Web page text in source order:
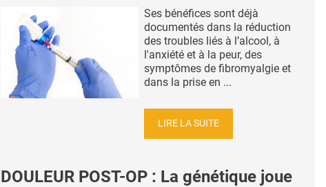
Ses bénéfices sont déjà
documentés dans la réduction
des troubles liés à l’alcool, à
l'anxiété et à la peur, des
symptômes de fibromyalgie et
dans la prise en ...
LIRE LA SUITE
DOULEUR POST-OP : La génétique joue